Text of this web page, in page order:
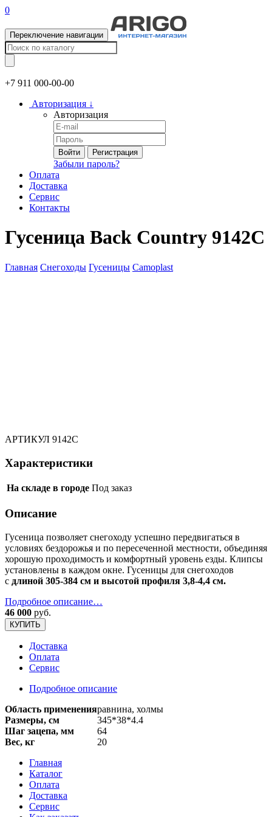
0
Переключение навигации
+7 911 000-00-00
Авторизация ↓
Авторизация
Войти Регистрация
Забыли пароль?
Оплата
Доставка
Сервис
Контакты
Гусеница Back Country 9142C
Главная Снегоходы Гусеницы Camoplast
АРТИКУЛ 9142C
Характеристики
На складе в городе Под заказ
Описание
Гусеница позволяет снегоходу успешно передвигаться в
условиях бездорожья и по пересеченной местности, объединяя
хорошую проходимость и комфортный уровень езды. Клипсы
установлены в каждом окне. Гусеницы для снегоходов
с длиной 305-384 см и высотой профиля 3,8-4,4 см.
Подробное описание…
46 000 руб.
КУПИТЬ
Доставка
Оплата
Сервис
Подробное описание
Область примененияравнина, холмы
Размеры, см
345*38*4.4
Шаг зацепа, мм
64
Вес, кг
20
Главная
Каталог
Оплата
Доставка
Сервис